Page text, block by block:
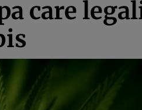
care